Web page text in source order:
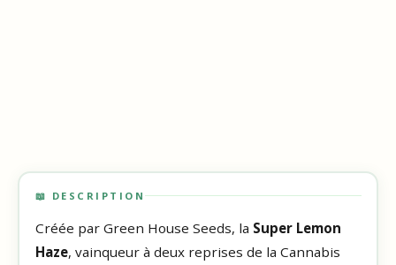
📖 DESCRIPTION
Créée par Green House Seeds, la Super Lemon
Haze, vainqueur à deux reprises de la Cannabis